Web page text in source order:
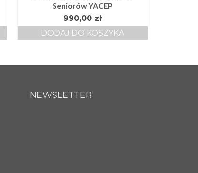
Seniorów YACEP
990,00 zł
DODAJ DO KOSZYKA
NEWSLETTER